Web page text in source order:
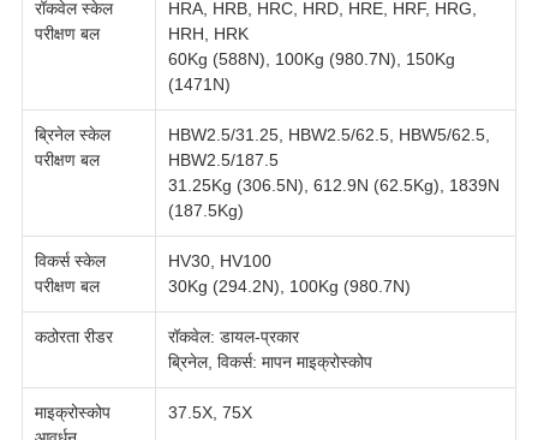
रॉकवेल स्केल
परीक्षण बल
HRA, HRB, HRC, HRD, HRE, HRF, HRG,
HRH, HRK
60Kg (588N), 100Kg (980.7N), 150Kg
(1471N)
ब्रिनेल स्केल
परीक्षण बल
HBW2.5/31.25, HBW2.5/62.5, HBW5/62.5,
HBW2.5/187.5
31.25Kg (306.5N), 612.9N (62.5Kg), 1839N
(187.5Kg)
विकर्स स्केल
परीक्षण बल
HV30, HV100
30Kg (294.2N), 100Kg (980.7N)
कठोरता रीडर
रॉकवेल: डायल-प्रकार
ब्रिनेल, विकर्स: मापन माइक्रोस्कोप
माइक्रोस्कोप
37.5X, 75X